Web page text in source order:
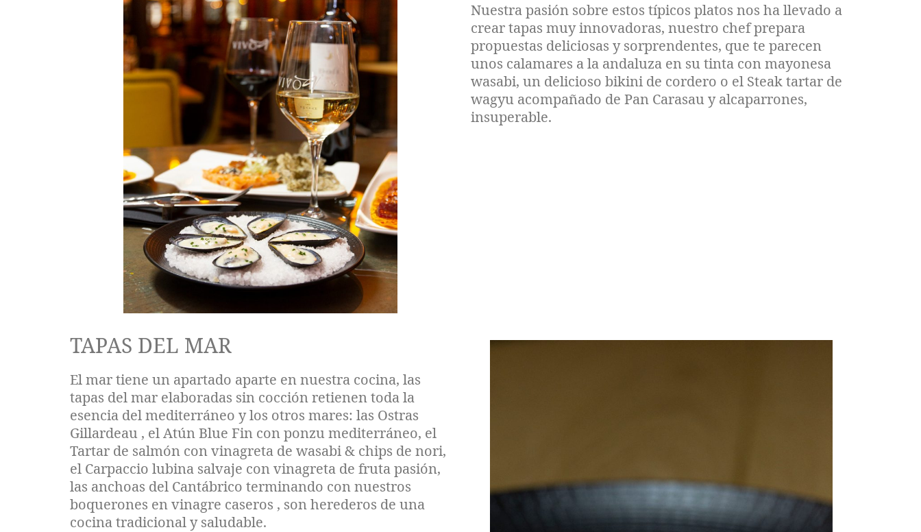
Nuestra pasión sobre estos típicos platos nos ha llevado a
crear tapas muy innovadoras, nuestro chef prepara
propuestas deliciosas y sorprendentes, que te parecen
unos calamares a la andaluza en su tinta con mayonesa
wasabi, un delicioso bikini de cordero o el Steak tartar de
wagyu acompañado de Pan Carasau y alcaparrones,
insuperable.
TAPAS DEL MAR
El mar tiene un apartado aparte en nuestra cocina, las
tapas del mar elaboradas sin cocción retienen toda la
esencia del mediterráneo y los otros mares: las Ostras
Gillardeau , el Atún Blue Fin con ponzu mediterráneo, el
Tartar de salmón con vinagreta de wasabi & chips de nori,
el Carpaccio lubina salvaje con vinagreta de fruta pasión,
las anchoas del Cantábrico terminando con nuestros
boquerones en vinagre caseros , son herederos de una
cocina tradicional y saludable.